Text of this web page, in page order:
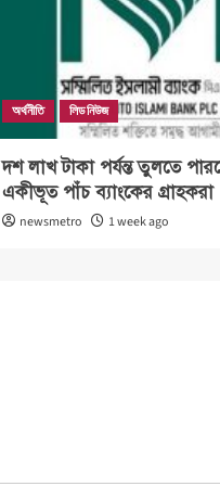
অর্থনীতি লিড নিউজ
দশ লাখ টাকা পর্যন্ত তুলতে
একীভূত পাঁচ ব্যাংকের গ্রাহকরা
newsmetro 1 week ago